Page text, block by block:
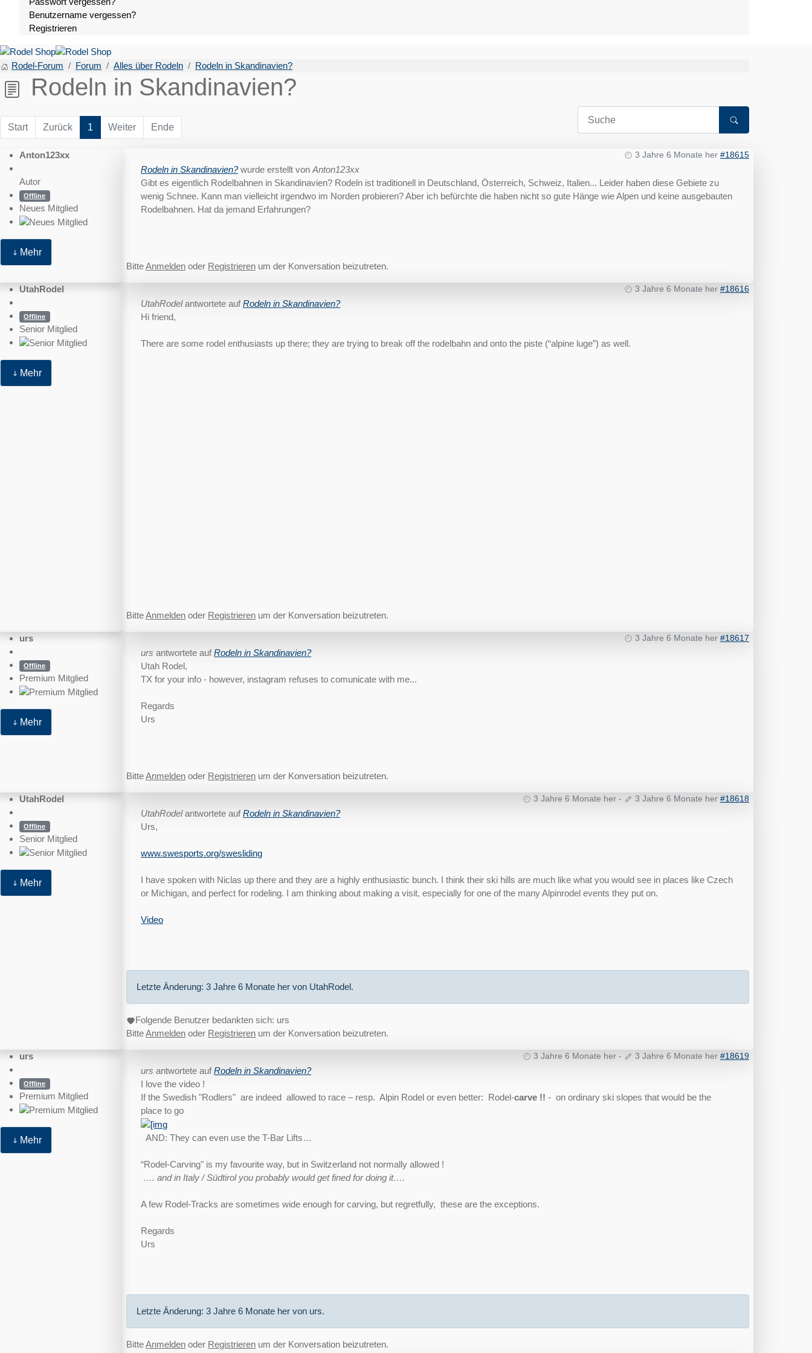
Benutzername vergessen?
Registrieren
Rodel-Forum Forum Alles über Rodeln Rodeln in Skandinavien?
Rodeln in Skandinavien?
Start Zurück 1 Weiter Ende
Anton123xx
Autor
Offline
Neues Mitglied
Mehr
3 Jahre 6 Monate her #18615
Rodeln in Skandinavien?wurde erstellt vonAnton123xx
Gibt es eigentlich Rodelbahnen in Skandinavien? Rodeln ist traditionell in Deutschland, Österreich, Schweiz, Italien... Leider haben diese Gebiete zu
wenig Schnee. Kann man vielleicht irgendwo im Norden probieren? Aber ich befürchte die haben nicht so gute Hänge wie Alpen und keine ausgebauten
Rodelbahnen. Hat da jemand Erfahrungen?
BitteAnmelden oder Registrieren um der Konversation beizutreten.
UtahRodel
Offline
Senior Mitglied
Mehr
3 Jahre 6 Monate her #18616
UtahRodelantwortete aufRodeln in Skandinavien?
Hi friend,
There are some rodel enthusiasts up there; they are trying to break off the rodelbahn and onto the piste (“alpine luge”) as well.
BitteAnmelden oder Registrieren um der Konversation beizutreten.
urs
Offline
Premium Mitglied
Mehr
3 Jahre 6 Monate her #18617
urs antwortete aufRodeln in Skandinavien?
Utah Rodel,
TX for your info - however, instagram refuses to comunicate with me...
Regards
Urs
BitteAnmelden oder Registrieren um der Konversation beizutreten.
UtahRodel
Offline
Senior Mitglied
Mehr
3 Jahre 6 Monate her- 3 Jahre 6 Monate her #18618
UtahRodelantwortete aufRodeln in Skandinavien?
Urs,
www.swesports.org/swesliding
I have spoken with Niclas up there and they are a highly enthusiastic bunch. I think their ski hills are much like what you would see in places like Czech
or Michigan, and perfect for rodeling. I am thinking about making a visit, especially for one of the many Alpinrodel events they put on.
Video
Letzte Änderung: 3 Jahre 6 Monate her von UtahRodel.
Folgende Benutzer bedankten sich: urs
BitteAnmelden oder Registrieren um der Konversation beizutreten.
urs
Offline
Premium Mitglied
Mehr
3 Jahre 6 Monate her- 3 Jahre 6 Monate her #18619
urs antwortete aufRodeln in Skandinavien?
I love the video !
If the Swedish "Rodlers" are indeed allowed to race – resp. Alpin Rodel or even better: Rodel-carve !! - on ordinary ski slopes that would be the
place to go
AND: They can even use the T-Bar Lifts…
“Rodel-Carving" is my favourite way, but in Switzerland not normally allowed !
…. and in Italy / Südtirol you probably would get fined for doing it….
A few Rodel-Tracks are sometimes wide enough for carving, but regretfully, these are the exceptions.
Regards
Urs
Letzte Änderung: 3 Jahre 6 Monate her von urs.
BitteAnmelden oder Registrieren um der Konversation beizutreten.